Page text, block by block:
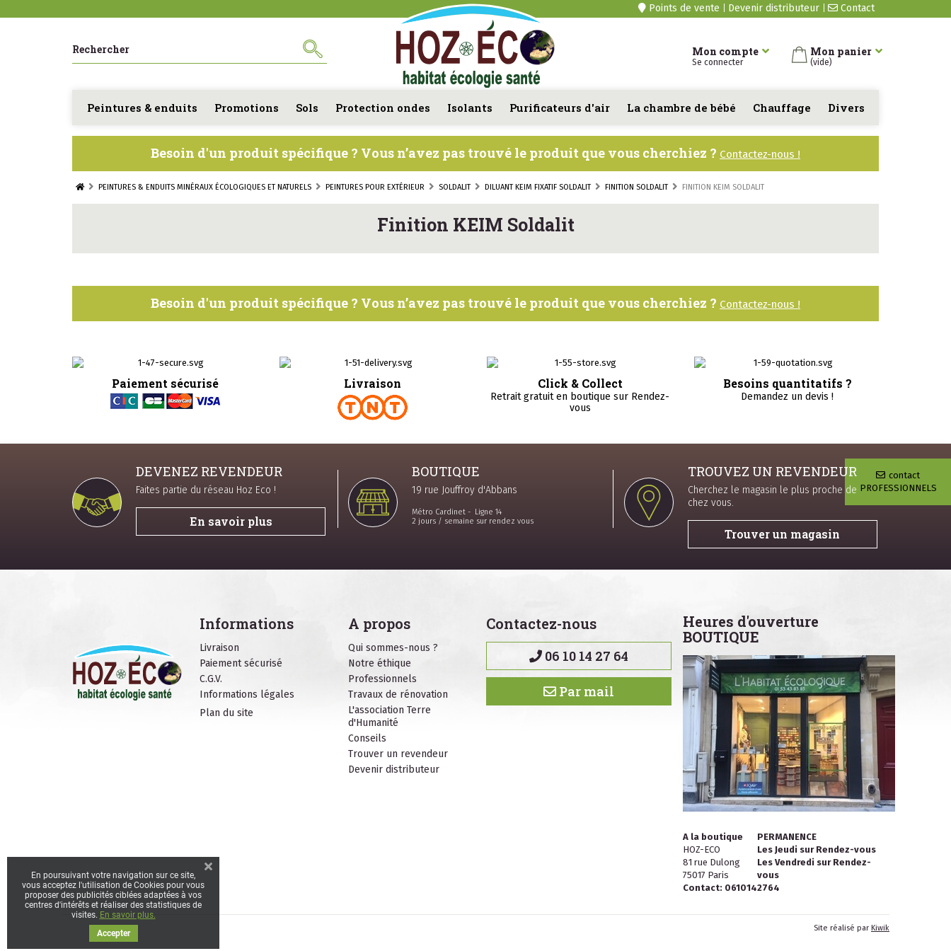
contact
PROFESSIONNELS
Contact
Points de vente Devenir distributeur
Mon panier
(vide)
Mon compte
Se connecter
Peintures & enduits Promotions Sols Protection ondes Isolants Purificateurs d'air La chambre de bébé Chauffage Divers
Besoin d'un produit spécifique ? Vous n’avez pas trouvé le produit que vous cherchiez ? Contactez-nous !
PEINTURES & ENDUITS MINÉRAUX ÉCOLOGIQUES ET NATURELS PEINTURES POUR EXTÉRIEUR SOLDALIT DILUANT KEIM FIXATIF SOLDALIT FINITION SOLDALIT FINITION KEIM SOLDALIT
Finition KEIM Soldalit
Besoin d'un produit spécifique ? Vous n’avez pas trouvé le produit que vous cherchiez ? Contactez-nous !
Paiement sécurisé Livraison Click & Collect
Retrait gratuit en boutique sur Rendez-
vous
Besoins quantitatifs ?
Demandez un devis !
DEVENEZ REVENDEUR
Faites partie du réseau Hoz Eco !
En savoir plus
BOUTIQUE
19 rue Jouffroy d'Abbans
Métro Cardinet - Ligne 14
2 jours / semaine sur rendez vous
TROUVEZ UN REVENDEUR
Cherchez le magasin le plus proche de
chez vous.
Trouver un magasin
Informations
Livraison
Paiement sécurisé
C.G.V.
Informations légales
Plan du site
A propos
Qui sommes-nous ?
Notre éthique
Professionnels
Travaux de rénovation
L'association Terre
d'Humanité
Conseils
Trouver un revendeur
Devenir distributeur
Contactez-nous
06 10 14 27 64
Par mail
Heures d'ouverture
BOUTIQUE
A la boutique
HOZ-ECO
81 rue Dulong
75017 Paris
PERMANENCE
Les Jeudi sur Rendez-vous
Les Vendredi sur Rendez-
vous
Contact: 0610142764
Site réalisé par Kiwik
En poursuivant votre navigation sur ce site,
vous acceptez l'utilisation de Cookies pour vous
proposer des publicités ciblées adaptées à vos
centres d'intérêts et réaliser des statistiques de
visites. En savoir plus.
Accepter